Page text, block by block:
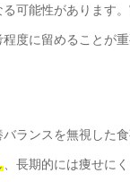
可能性があります
度に留めることが重
ランスを無視した
、長期的には痩せに